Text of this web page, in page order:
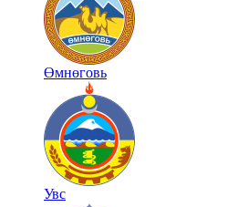
Өмнөговь
Увс